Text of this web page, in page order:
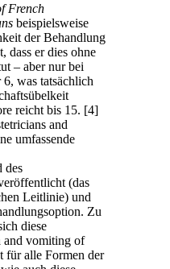
French
beispielsweise
der Behandlung
dass er dies ohne
– aber nur bei
was tatsächlich
reicht bis 15. [4]
and
umfassende
des
(das
Leitlinie) und
Zu
diese
and vomiting of
für alle Formen der